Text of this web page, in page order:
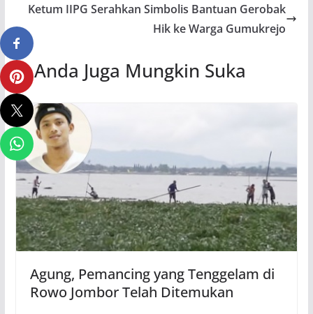
Ketum IIPG Serahkan Simbolis Bantuan Gerobak
Hik ke Warga Gumukrejo
Anda Juga Mungkin Suka
Agung, Pemancing yang Tenggelam di
Rowo Jombor Telah Ditemukan